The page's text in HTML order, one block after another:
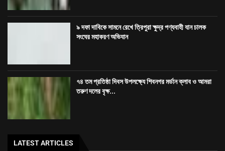
৯ দফা দাবিকে সামনে রেখে ত্রিপুরা ক্ষুদ্র পণ্যবাহী যান চালক
সংঘের মহাকরণ অভিযান
৭৪ তম প্রতিষ্ঠা দিবস উপলক্ষ্যে শিবনগর মর্ডান ক্লাব ও আমরা
তরুণ দলের বৃক্ষ...
LATEST ARTICLES